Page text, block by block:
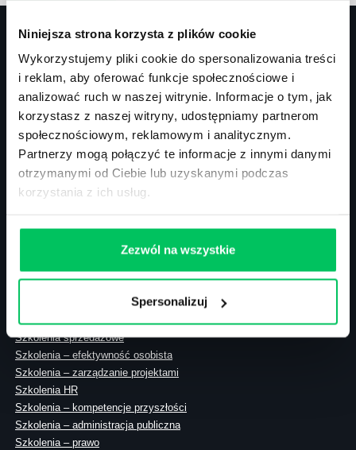
Niniejsza strona korzysta z plików cookie
Wykorzystujemy pliki cookie do spersonalizowania treści
i reklam, aby oferować funkcje społecznościowe i
analizować ruch w naszej witrynie. Informacje o tym, jak
korzystasz z naszej witryny, udostępniamy partnerom
społecznościowym, reklamowym i analitycznym.
Partnerzy mogą połączyć te informacje z innymi danymi
otrzymanymi od Ciebie lub uzyskanymi podczas
korzystania z ich usług.
Zezwól na wszystkie
Spersonalizuj
Kontakt
tel.: 505 273 550
00-394 Warszawa
Szkolenia menedżerskie
Szkolenia sprzedażowe
Szkolenia – efektywność osobista
Szkolenia – zarządzanie projektami
Szkolenia HR
Szkolenia – kompetencje przyszłości
Szkolenia – administracja publiczna
Szkolenia – prawo